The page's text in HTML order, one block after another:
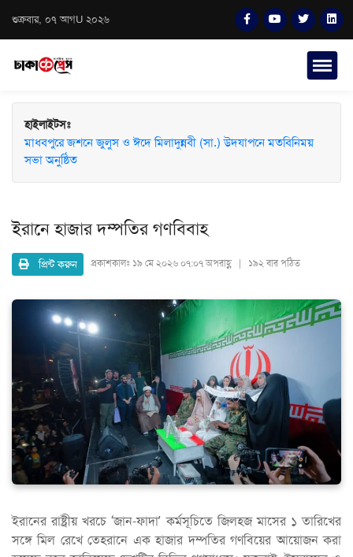
শুক্রবার, ০৭ আগU ২০২৬
হাইলাইটসঃ
মাধবপুরে জশনে জুলুস ও ঈদে মিলাদুন্নবী (সা.) উদযাপনে মতবিনিময়
সভা অনুষ্ঠিত
ইরানে হাজার দম্পতির গণবিবাহ
প্রিন্ট করুন প্রকাশকালঃ ১৯ মে ২০২৬ ০৭:০৭ অপরাহ্ণ | ১৯২ বার পঠিত
ইরানের রাষ্ট্রীয় খরচে ‘জান-ফাদা’ কর্মসূচিতে জিলহজ মাসের ১ তারিখের
সঙ্গে মিল রেখে তেহরানে এক হাজার দম্পতির গণবিয়ের আয়োজন করা